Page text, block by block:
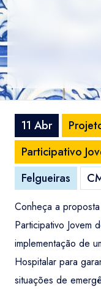
11 Abr
Participativo
Felgueiras
Conheça a
Participativo Jovem
implementação de
Hospitalar para
situações de